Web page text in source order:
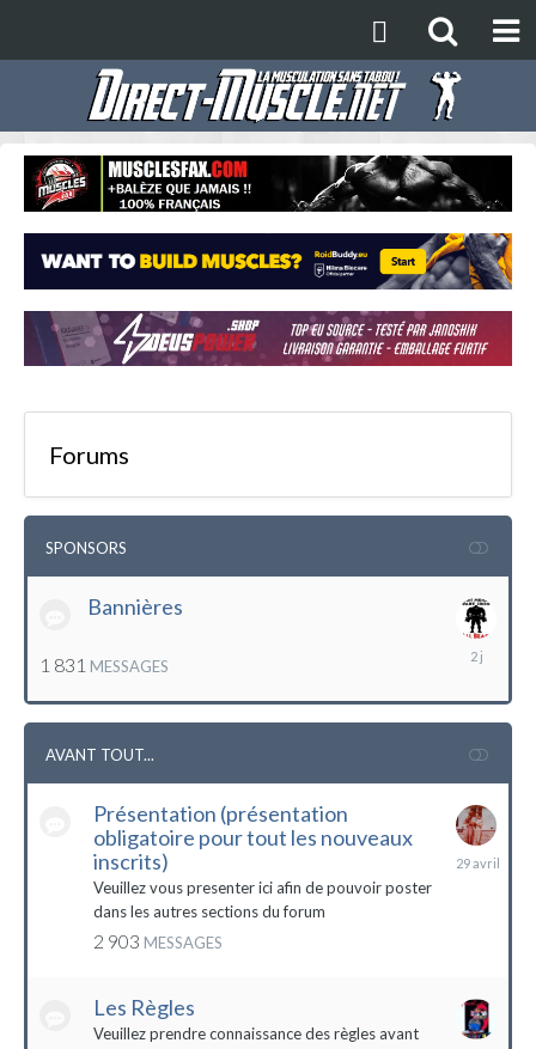
Forums
SPONSORS
Bannières
1 831 MESSAGES
lundi
AVANT TOUT...
Présentation (présentation
obligatoire pour tout les nouveaux
inscrits)
Veuillez vous presenter ici afin de pouvoir poster
dans les autres sections du forum
2 903 MESSAGES
29
Les Règles
Veuillez prendre connaissance des règles avant